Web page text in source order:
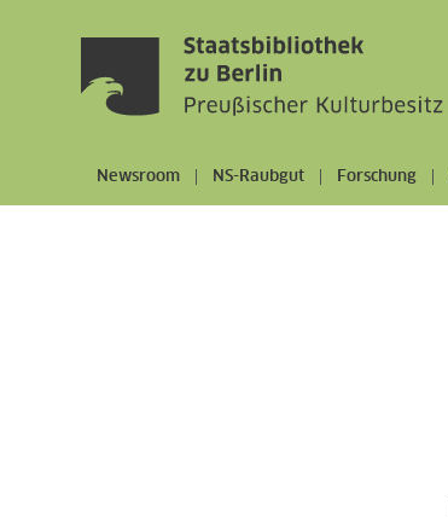
Newsroom NS-Raubgut Forschung